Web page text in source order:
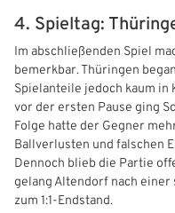
4. Spieltag:
Im abschließenden Spiel
bemerkbar. Thüringen
Spielanteile jedoch kaum in
vor der ersten Pause ging
Folge hatte der Gegner
Ballverlusten und falschen
Dennoch blieb die Partie
gelang Altendorf nach
zum 1:1‑Endstand.